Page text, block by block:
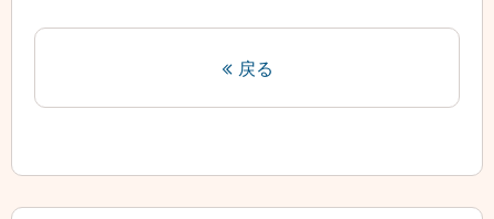
戻る